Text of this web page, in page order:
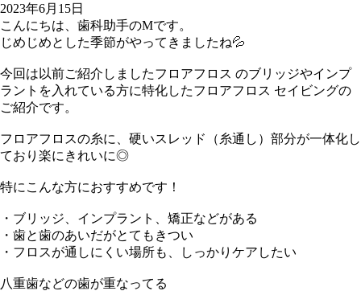
2023年6月15日
こんにちは、歯科助手のMです。
じめじめとした季節がやってきましたね💦
今回は以前ご紹介しましたフロアフロス のブリッジやインプ
ラントを入れている方に特化したフロアフロス セイビングの
ご紹介です。
フロアフロスの糸に、硬いスレッド（糸通し）部分が一体化し
ており楽にきれいに◎
特にこんな方におすすめです！
・ブリッジ、インプラント、矯正などがある
・歯と歯のあいだがとてもきつい
・フロスが通しにくい場所も、しっかりケアしたい
八重歯などの歯が重なってる